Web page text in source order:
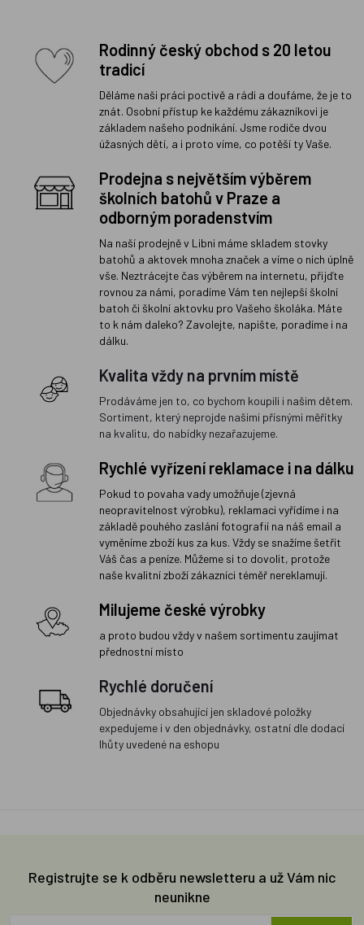
Rodinný český obchod s 20 letou
tradicí
Děláme naši práci poctivě a rádi a doufáme, že je to
znát. Osobní přístup ke každému zákazníkovi je
základem našeho podnikání. Jsme rodiče dvou
úžasných dětí, a i proto víme, co potěší ty Vaše.
Prodejna s největším výběrem
školních batohů v Praze a
odborným poradenstvím
Na naší prodejně v Libni máme skladem stovky
batohů a aktovek mnoha značek a víme o nich úplně
vše. Neztrácejte čas výběrem na internetu, přijďte
rovnou za námi, poradíme Vám ten nejlepší školní
batoh či školní aktovku pro Vašeho školáka. Máte
to k nám daleko? Zavolejte, napište, poradíme i na
dálku.
Kvalita vždy na prvním místě
Prodáváme jen to, co bychom koupili i našim dětem.
Sortiment, který neprojde našimi přísnými měřítky
na kvalitu, do nabídky nezařazujeme.
Rychlé vyřízení reklamace i na dálku
Pokud to povaha vady umožňuje (zjevná
neopravitelnost výrobku), reklamaci vyřídíme i na
základě pouhého zaslání fotografií na náš email a
vyměníme zboží kus za kus. Vždy se snažíme šetřit
Váš čas a peníze. Můžeme si to dovolit, protože
naše kvalitní zboží zákazníci téměř nereklamují.
Milujeme české výrobky
a proto budou vždy v našem sortimentu zaujímat
přednostní místo
Rychlé doručení
Objednávky obsahující jen skladové položky
expedujeme i v den objednávky, ostatní dle dodací
lhůty uvedené na eshopu
Registrujte se k odběru newsletteru a už Vám nic
neunikne